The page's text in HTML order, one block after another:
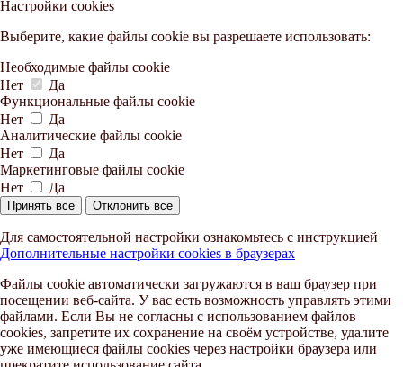
Настройки cookies
Выберите, какие файлы cookie вы разрешаете использовать:
Необходимые файлы cookie
Нет
Да
Функциональные файлы cookie
Нет
Да
Аналитические файлы cookie
Нет
Да
Маркетинговые файлы cookie
Нет
Да
Принять все Отклонить все
Для самостоятельной настройки ознакомьтесь с инструкцией
Дополнительные настройки cookies в браузерах
Файлы cookie автоматически загружаются в ваш браузер при
посещении веб-сайта. У вас есть возможность управлять этими
файлами. Если Вы не согласны с использованием файлов
cookies, запретите их сохранение на своём устройстве, удалите
уже имеющиеся файлы cookies через настройки браузера или